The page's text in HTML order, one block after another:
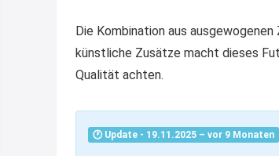
Die Kombination aus
künstliche Zusätze macht dieses
Qualität achten.
🕐 Update - 19.11.2025 – vor 9 Monaten